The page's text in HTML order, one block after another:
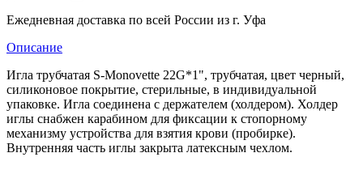
Ежедневная доставка по всей России из г. Уфа
Описание
Игла трубчатая S-Monovette 22G*1", трубчатая, цвет черный,
силиконовое покрытие, стерильные, в индивидуальной
упаковке. Игла соединена с держателем (холдером). Холдер
иглы снабжен карабином для фиксации к стопорному
механизму устройства для взятия крови (пробирке).
Внутренняя часть иглы закрыта латексным чехлом.